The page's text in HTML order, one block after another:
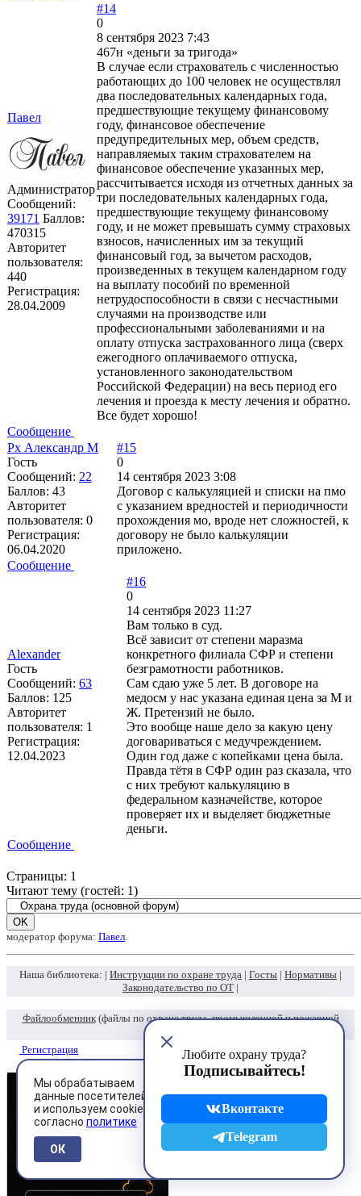
Павел
Администратор
Сообщений:
39171 Баллов:
470315
Авторитет
пользователя:
440
Регистрация:
28.04.2009
#14
0
8 сентября 2023 7:43
467н «деньги за тригода»
В случае если страхователь с численностью
работающих до 100 человек не осуществлял
два последовательных календарных года,
предшествующие текущему финансовому
году, финансовое обеспечение
предупредительных мер, объем средств,
направляемых таким страхователем на
финансовое обеспечение указанных мер,
рассчитывается исходя из отчетных данных за
три последовательных календарных года,
предшествующие текущему финансовому
году, и не может превышать сумму страховых
взносов, начисленных им за текущий
финансовый год, за вычетом расходов,
произведенных в текущем календарном году
на выплату пособий по временной
нетрудоспособности в связи с несчастными
случаями на производстве или
профессиональными заболеваниями и на
оплату отпуска застрахованного лица (сверх
ежегодного оплачиваемого отпуска,
установленного законодательством
Российской Федерации) на весь период его
лечения и проезда к месту лечения и обратно.
Все будет хорошо!
Сообщение
Рх Александр М
Гость
Сообщений: 22
Баллов: 43
Авторитет
пользователя: 0
Регистрация:
06.04.2020
#15
0
14 сентября 2023 3:08
Договор с калькуляцией и списки на пмо
с указанием вредностей и периодичности
прохождения мо, вроде нет сложностей, к
договору не было калькуляции
приложено.
Сообщение
Alexander
Гость
Сообщений: 63
Баллов: 125
Авторитет
пользователя: 1
Регистрация:
12.04.2023
#16
0
14 сентября 2023 11:27
Вам только в суд.
Всё зависит от степени маразма
конкретного филиала СФР и степени
безграмотности работников.
Сам сдаю уже 5 лет. В договоре на
медосм у нас указана единая цена за М и
Ж. Претензий не было.
Это вообще наше дело за какую цену
договариваться с медучреждением.
Один год даже с копейками цена была.
Правда тётя в СФР один раз сказала, что
с них требуют калькуляцию в
федеральном казначействе, которое
проверяет их и выделяет бюджетные
деньги.
Сообщение
Страницы: 1
Читают тему (гостей: 1)
модератор форума: Павел
Наша библиотека: | Инструкции по охране труда | Госты | Нормативы |
Законодательство по ОТ |
Файлообменник(файлы по охране труда, промышленной и пожарной
Регистрация
Вход
Мы обрабатываем
данные посетителей
и используем cookies
согласно политике
ОК
Любите охрану труда?
Подписывайтесь!
Вконтакте
Telegram